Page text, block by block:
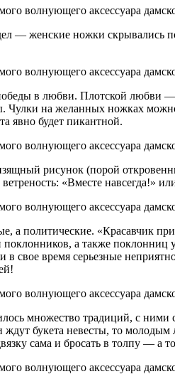
— женские ножки
в любви. Плотской любви —
на желанных ножках
явно будет пикантной.
рисунок (порой
«Вместе навсегда!»
а политические. «Красавчик
поклонников, а также
свое время серьезные
множество традиций, с
ждут букета невесты, то
сама и бросать в толпу —